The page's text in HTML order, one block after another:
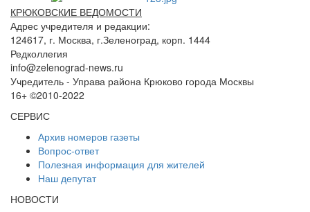
КРЮКОВСКИЕ ВЕДОМОСТИ
Адрес учредителя и редакции:
124617, г. Москва, г.Зеленоград, корп. 1444
Редколлегия
info@zelenograd-news.ru
Учредитель - Управа района Крюково города Москвы
16+ ©2010-2022
СЕРВИС
Архив номеров газеты
Вопрос-ответ
Полезная информация для жителей
Наш депутат
НОВОСТИ